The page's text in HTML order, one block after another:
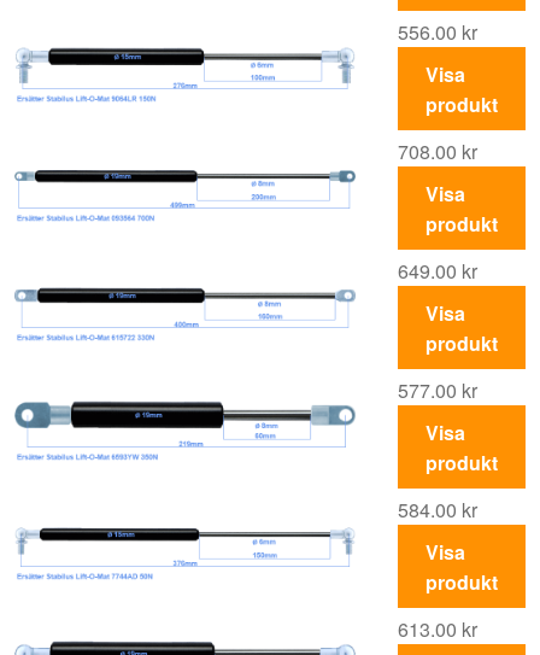
556.00 kr
Visa
produkt
708.00 kr
Visa
produkt
649.00 kr
Visa
produkt
577.00 kr
Visa
produkt
584.00 kr
Visa
produkt
613.00 kr